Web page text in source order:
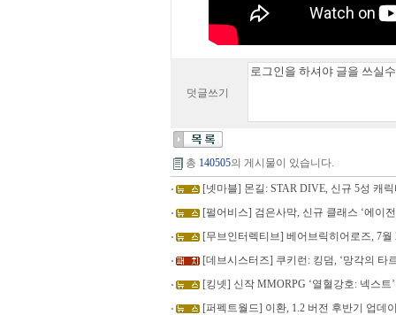
덧글쓰기
총 140505의 게시물이 있습니다.
[넷마블] 몬길: STAR DIVE, 신규 5성 캐
[펄어비스] 검은사막, 신규 클래스 ‘에이
[무브인터렉티브] 베어브릭히어로즈, 7월
[데브시스터즈] 쿠키런: 킹덤, ‘망각의 타
[킹넷] 신작 MMORPG ‘열혈강호: 넥스트
[퍼펙트월드] 이환, 1.2 버전 후반기 업데